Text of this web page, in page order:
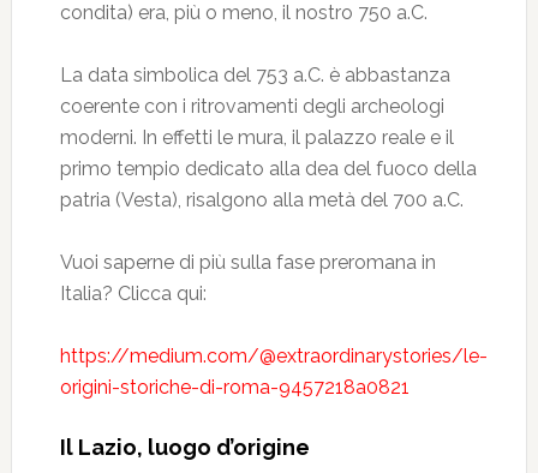
condita) era, più o meno, il nostro 750 a.C.
La data simbolica del 753 a.C. è abbastanza
coerente con i ritrovamenti degli archeologi
moderni. In effetti le mura, il palazzo reale e il
primo tempio dedicato alla dea del fuoco della
patria (Vesta), risalgono alla metà del 700 a.C.
Vuoi saperne di più sulla fase preromana in
Italia? Clicca qui:
https://medium.com/@extraordinarystories/le-
origini-storiche-di-roma-9457218a0821
Il Lazio, luogo d’origine